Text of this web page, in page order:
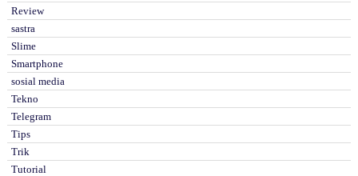
Review
sastra
Slime
Smartphone
sosial media
Tekno
Telegram
Tips
Trik
Tutorial